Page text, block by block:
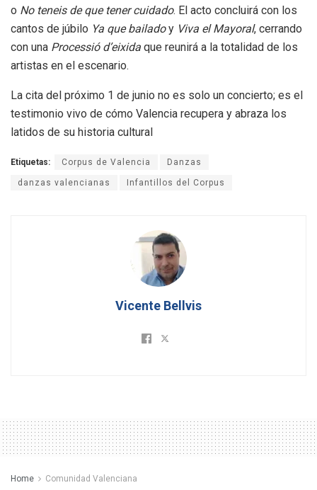
o No teneis de que tener cuidado. El acto concluirá con los
cantos de júbilo Ya que bailadoy Viva el Mayoral, cerrando
con una Processió d’eixida que reunirá a la totalidad de los
artistas en el escenario.
La cita del próximo 1 de junio no es solo un concierto; es el
testimonio vivo de cómo Valencia recupera y abraza los
latidos de su historia cultural
Etiquetas: Corpus de Valencia Danzas
danzas valencianas Infantillos del Corpus
Vicente Bellvis
Home Comunidad Valenciana